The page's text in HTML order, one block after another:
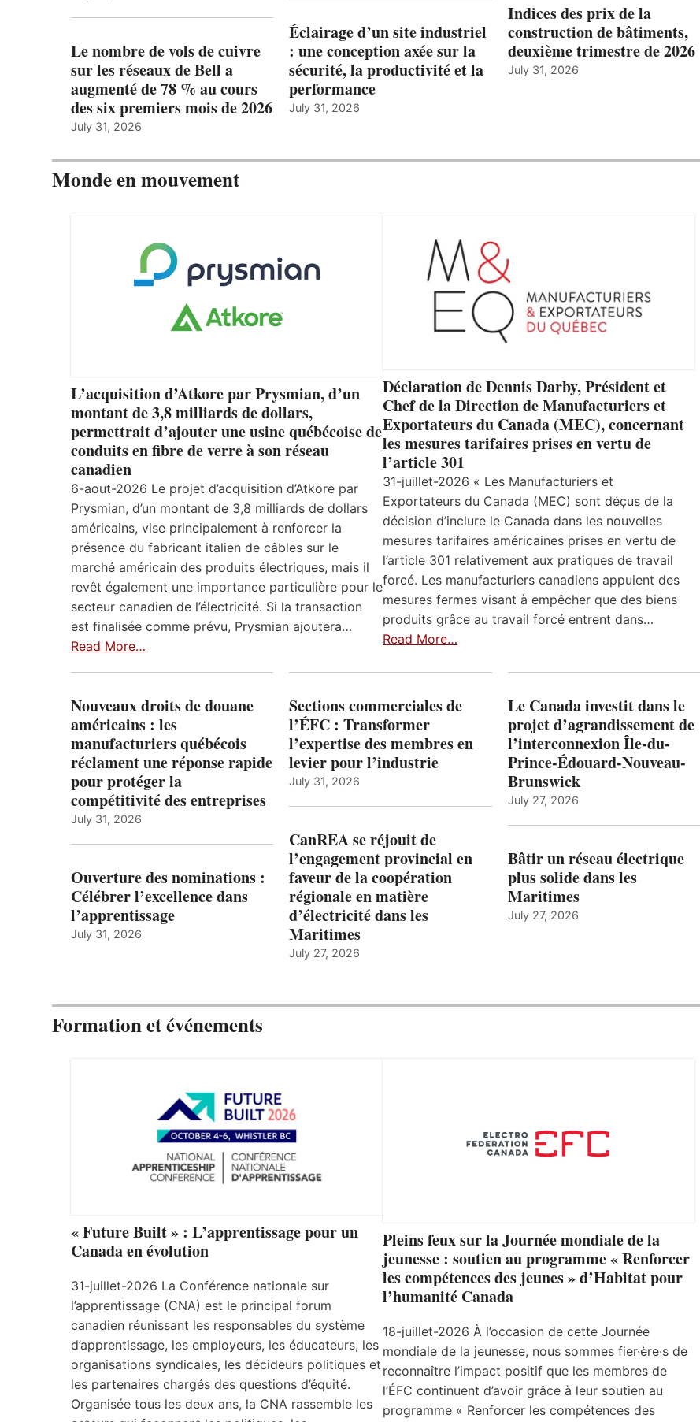
Le nombre de vols de cuivre
sur les réseaux de Bell a
augmenté de 78 % au cours
des six premiers mois de 2026
July 31, 2026
Éclairage d’un site industriel
: une conception axée sur la
sécurité, la productivité et la
performance
July 31, 2026
Indices des prix de la
construction de bâtiments,
deuxième trimestre de 2026
July 31, 2026
Monde en mouvement
L’acquisition d’Atkore par Prysmian, d’un
montant de 3,8 milliards de dollars,
permettrait d’ajouter une usine québécoise de
conduits en fibre de verre à son réseau
canadien
6-aout-2026 Le projet d’acquisition d’Atkore par
Prysmian, d’un montant de 3,8 milliards de dollars
américains, vise principalement à renforcer la
présence du fabricant italien de câbles sur le
marché américain des produits électriques, mais il
revêt également une importance particulière pour le
secteur canadien de l’électricité. Si la transaction
est finalisée comme prévu, Prysmian ajoutera…
Read More…
Déclaration de Dennis Darby, Président et
Chef de la Direction de Manufacturiers et
Exportateurs du Canada (MEC), concernant
les mesures tarifaires prises en vertu de
l’article 301
31-juillet-2026 « Les Manufacturiers et
Exportateurs du Canada (MEC) sont déçus de la
décision d’inclure le Canada dans les nouvelles
mesures tarifaires américaines prises en vertu de
l’article 301 relativement aux pratiques de travail
forcé. Les manufacturiers canadiens appuient des
mesures fermes visant à empêcher que des biens
produits grâce au travail forcé entrent dans…
Read More…
Nouveaux droits de douane
américains : les
manufacturiers québécois
réclament une réponse rapide
pour protéger la
compétitivité des entreprises
July 31, 2026
Ouverture des nominations :
Célébrer l’excellence dans
l’apprentissage
July 31, 2026
Sections commerciales de
l’ÉFC : Transformer
l’expertise des membres en
levier pour l’industrie
July 31, 2026
CanREA se réjouit de
l’engagement provincial en
faveur de la coopération
régionale en matière
d’électricité dans les
Maritimes
July 27, 2026
Le Canada investit dans le
projet d’agrandissement de
l’interconnexion Île-du-
Prince-Édouard-Nouveau-
Brunswick
July 27, 2026
Bâtir un réseau électrique
plus solide dans les
Maritimes
July 27, 2026
Formation et événements
« Future Built » : L’apprentissage pour un
Canada en évolution
31-juillet-2026 La Conférence nationale sur
l’apprentissage (CNA) est le principal forum
canadien réunissant les responsables du système
d’apprentissage, les employeurs, les éducateurs, les
organisations syndicales, les décideurs politiques et
les partenaires chargés des questions d’équité.
Organisée tous les deux ans, la CNA rassemble les
Pleins feux sur la Journée mondiale de la
jeunesse : soutien au programme « Renforcer
les compétences des jeunes » d’Habitat pour
l’humanité Canada
18-juillet-2026 À l’occasion de cette Journée
mondiale de la jeunesse, nous sommes fier·ère·s de
reconnaître l’impact positif que les membres de
l’ÉFC continuent d’avoir grâce à leur soutien au
programme « Renforcer les compétences des